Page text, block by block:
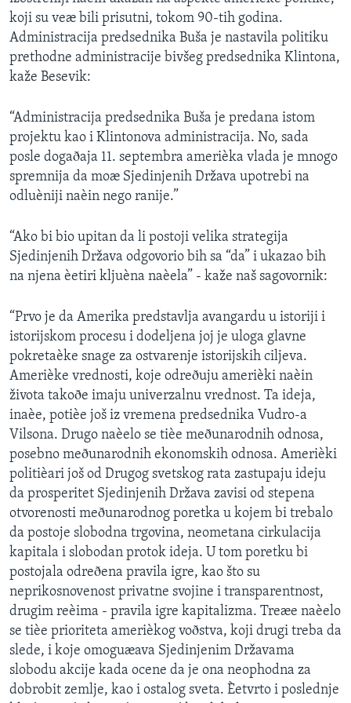
SPORT
INTERVJU
koji su veæ bili prisutni, tokom 90-tih godina.
Administracija predsednika Buša je nastavila politiku
prethodne administracije bivšeg predsednika Klintona,
kaže Besevik:
“Administracija predsednika Buša je predana istom
projektu kao i Klintonova administracija. No, sada
posle dogaðaja 11. septembra amerièka vlada je mnogo
spremnija da moæ Sjedinjenih Država upotrebi na
odluèniji naèin nego ranije.”
“Ako bi bio upitan da li postoji velika strategija
Sjedinjenih Država odgovorio bih sa “da” i ukazao bih
na njena èetiri kljuèna naèela” - kaže naš sagovornik:
“Prvo je da Amerika predstavlja avangardu u istoriji i
istorijskom procesu i dodeljena joj je uloga glavne
pokretaèke snage za ostvarenje istorijskih ciljeva.
Amerièke vrednosti, koje odreðuju amerièki naèin
života takoðe imaju univerzalnu vrednost. Ta ideja,
inaèe, potièe još iz vremena predsednika Vudro-a
Vilsona. Drugo naèelo se tièe meðunarodnih odnosa,
posebno meðunarodnih ekonomskih odnosa. Amerièki
politièari još od Drugog svetskog rata zastupaju ideju
da prosperitet Sjedinjenih Država zavisi od stepena
otvorenosti meðunarodnog poretka u kojem bi trebalo
da postoje slobodna trgovina, neometana cirkulacija
kapitala i slobodan protok ideja. U tom poretku bi
postojala odreðena pravila igre, kao što su
neprikosnovenost privatne svojine i transparentnost,
drugim reèima - pravila igre kapitalizma. Treæe naèelo
se tièe prioriteta amerièkog voðstva, koji drugi treba da
slede, i koje omoguæava Sjedinjenim Državama
slobodu akcije kada ocene da je ona neophodna za
dobrobit zemlje, kao i ostalog sveta. Èetvrto i poslednje